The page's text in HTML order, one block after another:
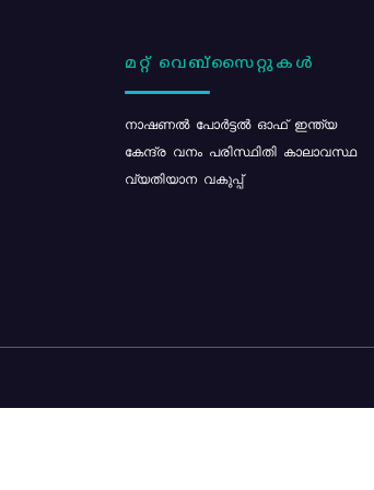
മറ്റ് വെബ്സൈറ്റുകൾ
നാഷണൽ പോർട്ടൽ ഓഫ് ഇന്ത്യ
കേന്ദ്ര വനം പരിസ്ഥിതി കാലാവസ്ഥ
വ്യതിയാന വകുപ്പ്